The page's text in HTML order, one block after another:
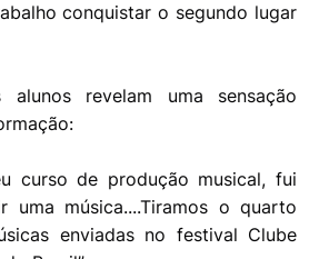
conquistar o segundo lugar
alunos revelam uma sensação
curso de produção musical, fui
uma música....Tiramos o quarto
enviadas no festival Clube